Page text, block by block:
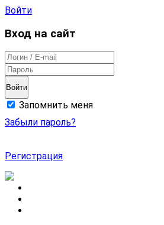
Войти
Вход на сайт
Войти
Запомнить меня
Забыли пароль?
Регистрация